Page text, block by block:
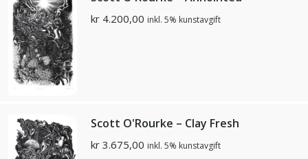
kr 4.200,00 inkl. 5% kunstavgift
Scott O'Rourke – Clay Fresh
kr 3.675,00 inkl. 5% kunstavgift